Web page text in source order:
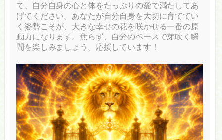
て、自分自身の心と体をたっぷりの愛で満たしてあ
げてください。あなたが自分自身を大切に育ててい
く姿勢こそが、大きな幸せの花を咲かせる一番の原
動力になります。焦らず、自分のペースで芽吹く瞬
間を楽しみましょう。応援しています！